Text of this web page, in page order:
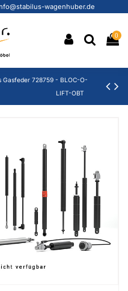
wagenhuber.de
0
Gasfeder 728759 - BLOC-O-
LIFT-OBT